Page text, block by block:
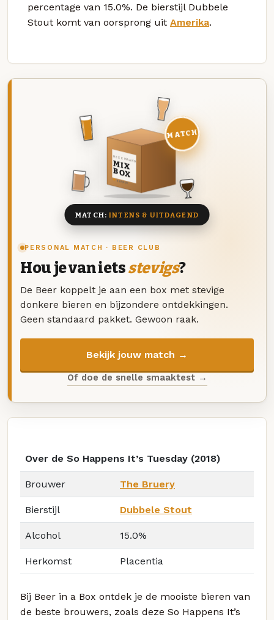
percentage van 15.0%. De bierstijl Dubbele
Stout komt van oorsprong uit Amerika.
PERSONAL MATCH · BEER CLUB
Hou je van ietsstevigs?
De Beer koppelt je aan een box met stevige
donkere bieren en bijzondere ontdekkingen.
Geen standaard pakket. Gewoon raak.
Bekijk jouw match →
Of doe de snelle smaaktest →
DEZE MAAND
MIX
BOX
8 BIEREN
MATCH
MATCH:INTENS & UITDAGEND
Over de So Happens It’s Tuesday (2018)
Brouwer The Bruery
Bierstijl Dubbele Stout
Alcohol 15.0%
Herkomst Placentia
Bij Beer in a Box ontdek je de mooiste bieren van
de beste brouwers, zoals deze So Happens It’s